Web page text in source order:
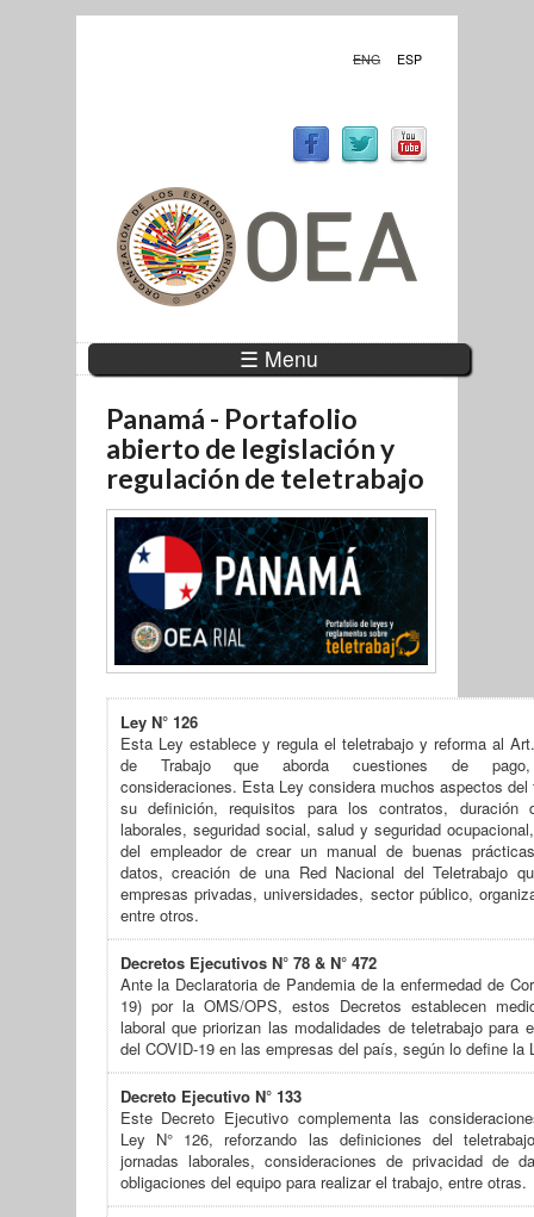
ENG ESP
☰ Menu
Panamá - Portafolio
abierto de legislación y
regulación de teletrabajo
Ley N° 126
Esta Ley establece y regula el teletrabajo y reforma al
de Trabajo que aborda cuestiones de
consideraciones. Esta Ley considera muchos aspectos del
su definición, requisitos para los contratos, duración
laborales, seguridad social, salud y seguridad
del empleador de crear un manual de buenas
datos, creación de una Red Nacional del Teletrabajo
empresas privadas, universidades, sector público,
entre otros.
Decretos Ejecutivos N° 78 & N° 472
Ante la Declaratoria de Pandemia de la enfermedad de
19) por la OMS/OPS, estos Decretos establecen
laboral que priorizan las modalidades de teletrabajo para
del COVID-19 en las empresas del país, según lo define la
Decreto Ejecutivo N° 133
Este Decreto Ejecutivo complementa las
Ley N° 126, reforzando las definiciones del
jornadas laborales, consideraciones de privacidad de
obligaciones del equipo para realizar el trabajo, entre